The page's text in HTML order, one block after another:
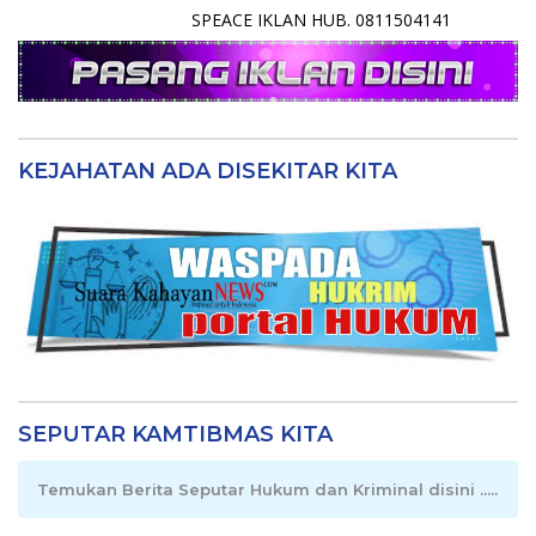
SPEACE IKLAN HUB. 0811504141
KEJAHATAN ADA DISEKITAR KITA
SEPUTAR KAMTIBMAS KITA
Temukan Berita Seputar Hukum dan Kriminal disini .....